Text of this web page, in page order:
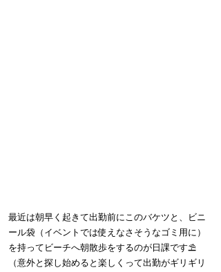
最近は朝早く起きて出勤前にこのバケツと、ビニ
ール袋（イベントでは使えなさそうなゴミ用に）
を持ってビーチへ朝散歩をするのが日課です⛱
（意外と探し始めると楽しくって出勤がギリギリ